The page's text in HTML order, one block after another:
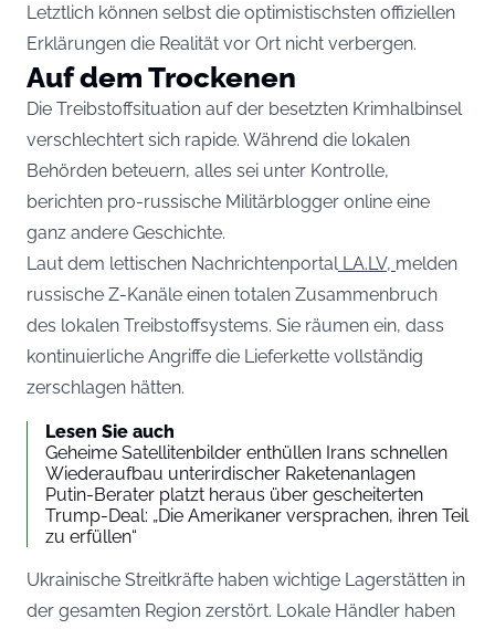
Letztlich können selbst die optimistischsten offiziellen
Erklärungen die Realität vor Ort nicht verbergen.
Auf dem Trockenen
Die Treibstoffsituation auf der besetzten Krimhalbinsel
verschlechtert sich rapide. Während die lokalen
Behörden beteuern, alles sei unter Kontrolle,
berichten pro-russische Militärblogger online eine
ganz andere Geschichte.
Laut dem lettischen Nachrichtenportal LA.LV, melden
russische Z-Kanäle einen totalen Zusammenbruch
des lokalen Treibstoffsystems. Sie räumen ein, dass
kontinuierliche Angriffe die Lieferkette vollständig
zerschlagen hätten.
Lesen Sie auch
Geheime Satellitenbilder enthüllen Irans schnellen
Wiederaufbau unterirdischer Raketenanlagen
Putin-Berater platzt heraus über gescheiterten
Trump-Deal: „Die Amerikaner versprachen, ihren Teil
zu erfüllen“
Ukrainische Streitkräfte haben wichtige Lagerstätten in
der gesamten Region zerstört. Lokale Händler haben